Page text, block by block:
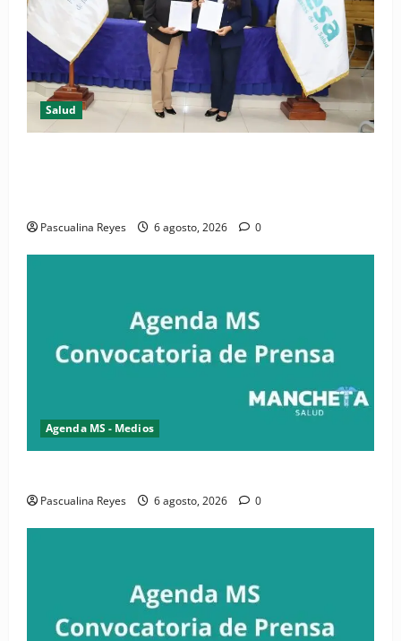
Salud
Pascualina Reyes 6 agosto, 2026 0
Agenda MS - Medios
Pascualina Reyes 6 agosto, 2026 0